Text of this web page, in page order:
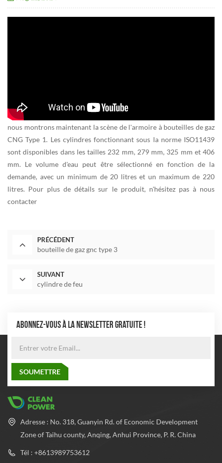
nous montrons maintenant la scène de l'armoire à bouteilles de gaz
CNG Type 1. Les cylindres fonctionnant sous la norme ISO11439
sont disponibles dans les tailles 232 mm, 279 mm, 325 mm et 406
mm. Le volume d'eau peut être sélectionné en fonction de la
demande, avec un minimum de 20 litres et un maximum de 220
litres. Pour plus de détails sur le produit, n'hésitez pas à nous
contacter
PRÉCÉDENT
bouteille de gaz gnc type 3
SUIVANT
cylindre de feu
ABONNEZ-VOUS À LA NEWSLETTER GRATUITE !
Adresse : No. 318, Guanyin Rd. of Economic Development
Zone of Taihu county, Anqing, Anhui Province, P. R. China
Tél : +8613989753612